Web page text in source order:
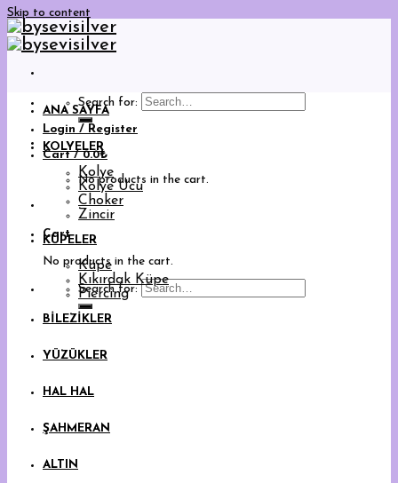
Skip to content
Search for:
Login / Register
Cart /0.0₺
No products in the cart.
Cart
No products in the cart.
Search for:
ANA SAYFA
KOLYELER
Kolye
Kolye Ucu
Choker
Zincir
KÜPELER
Küpe
Kıkırdak Küpe
Piercing
BİLEZİKLER
YÜZÜKLER
HAL HAL
ŞAHMERAN
ALTIN